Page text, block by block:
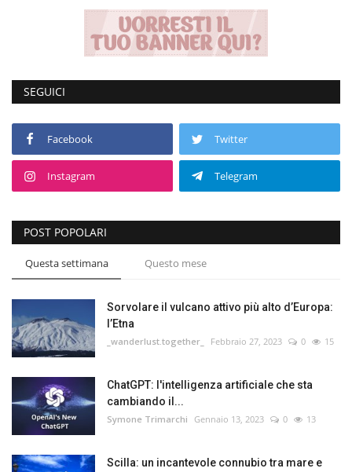
Sapori
Partner
Recensioni
Galleria
Contatti
SEGUICI
Facebook Twitter
Instagram Telegram
POST POPOLARI
Questa settimana Questo mese
Sorvolare il vulcano attivo più alto d’Europa:
l’Etna
_wanderlust.together_ Febbraio 27, 2023 0 15
ChatGPT: l'intelligenza artificiale che sta
cambiando il...
Symone Trimarchi Gennaio 13, 2023 0 13
Scilla: un incantevole connubio tra mare e